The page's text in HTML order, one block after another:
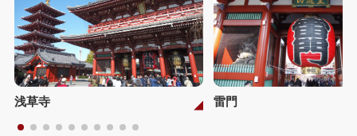
浅草寺 雷門